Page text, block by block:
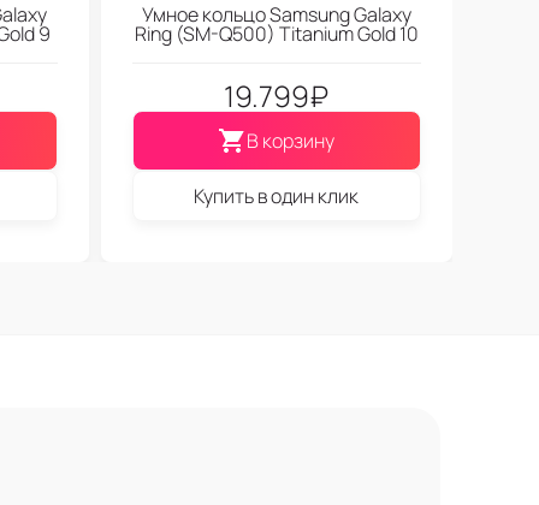
9
Умное кольцо Samsung Galaxy
Ring (SM-Q500) Titanium Gold 10
19.799₽
В корзину
Купить в один клик